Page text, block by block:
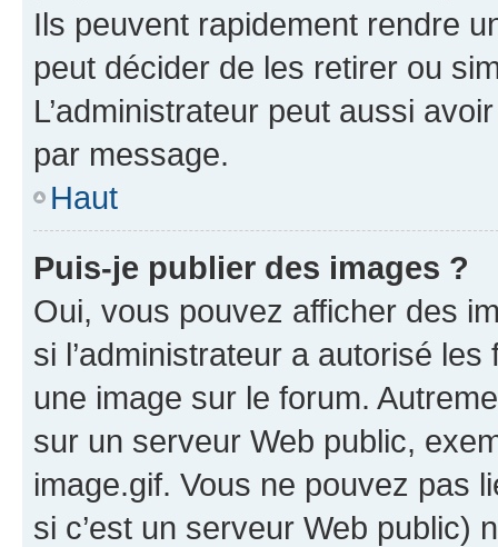
Ils peuvent rapidement rendre
peut décider de les retirer ou
L’administrateur peut aussi
par message.
Haut
Puis-je publier des images ?
Oui, vous pouvez afficher des
si l’administrateur a autorisé
une image sur le forum.
sur un serveur Web public,
image.gif. Vous ne pouvez pas
si c’est un serveur Web public)